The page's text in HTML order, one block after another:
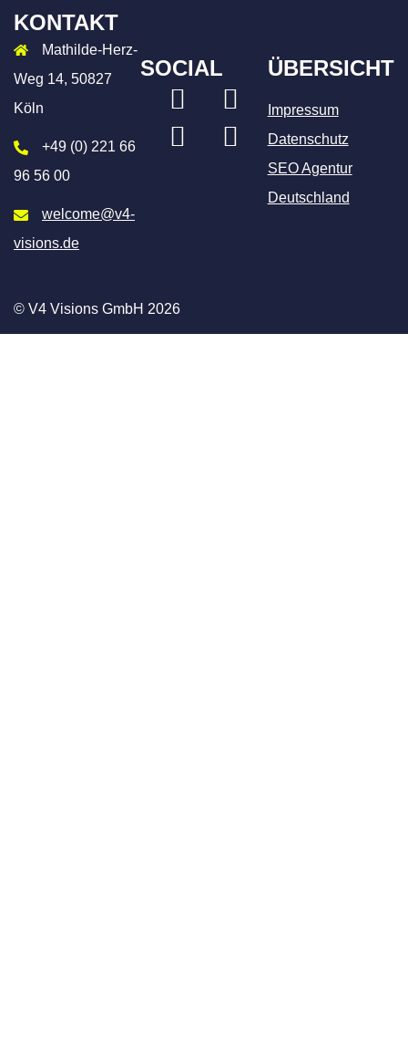
KONTAKT
Mathilde-Herz-
Weg 14, 50827
Köln
+49 (0) 221 66
96 56 00
welcome@v4-
visions.de
SOCIAL
LinkedIn
Instagram
ÜBERSICHT
Impressum
Datenschutz
SEO Agentur
Deutschland
© V4 Visions GmbH 2026